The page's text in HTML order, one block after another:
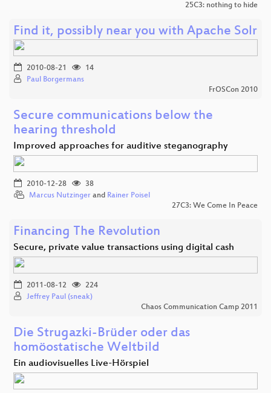
25C3: nothing to hide
Find it, possibly near you with Apache Solr
2010-08-21
14
Paul Borgermans
FrOSCon 2010
Secure communications below the
hearing threshold
Improved approaches for auditive steganography
2010-12-28
38
Marcus Nutzinger and Rainer Poisel
27C3: We Come In Peace
Financing The Revolution
Secure, private value transactions using digital cash
2011-08-12
224
Jeffrey Paul (sneak)
Chaos Communication Camp 2011
Die Strugazki-Brüder oder das
homöostatische Weltbild
Ein audiovisuelles Live-Hörspiel